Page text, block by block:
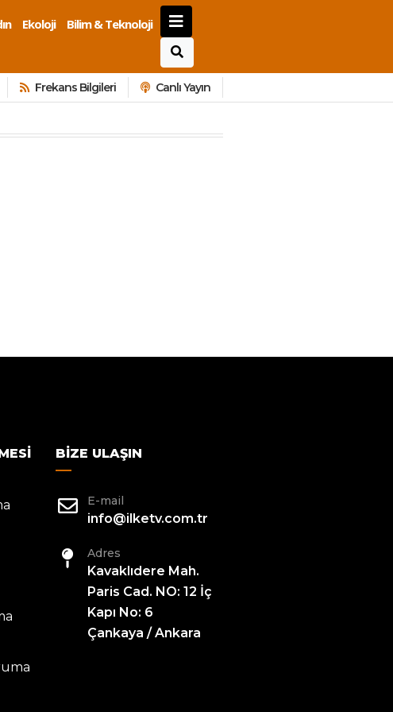
Ekoloji
Bilim & Teknoloji
Frekans Bilgileri Canlı Yayın
BIZE ULAŞIN
E-mail
info@ilketv.com.tr
Adres
Kavaklıdere Mah.
Paris Cad. NO: 12 İç
Kapı No: 6
Çankaya / Ankara